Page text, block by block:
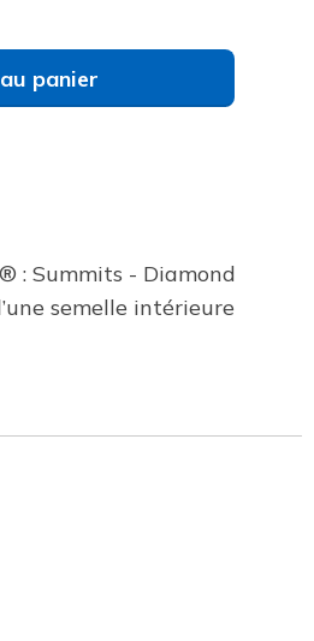
panier
: Summits - Diamond
semelle intérieure